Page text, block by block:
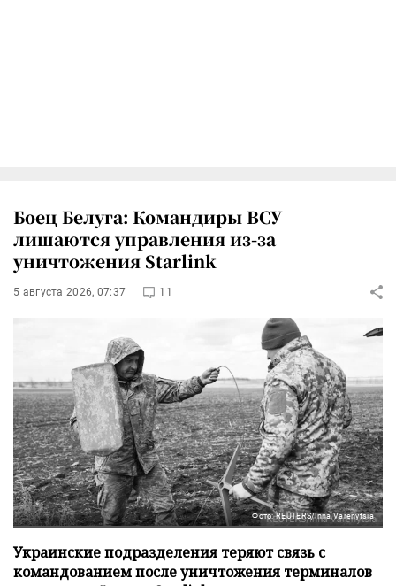
Боец Белуга: Командиры ВСУ
лишаются управления из-за
уничтожения Starlink
5 августа 2026, 07:37 11
Фото: REUTERS/Inna Varenytsia
Украинские подразделения теряют связь с
командованием после уничтожения терминалов